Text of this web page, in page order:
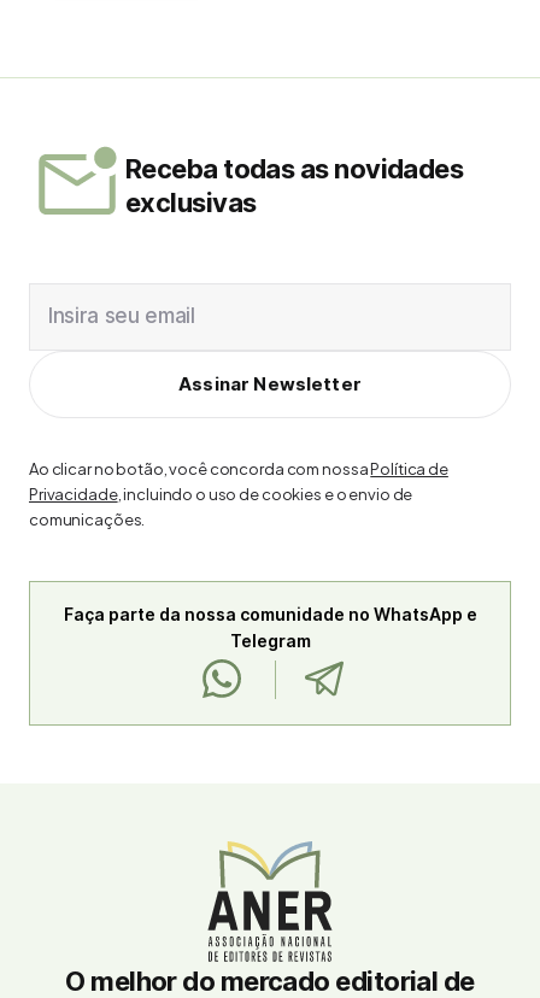
Receba todas as novidades
exclusivas
Insira seu email
Assinar Newsletter
Ao clicar no botão, você concorda com nossaPolítica de
Privacidade, incluindo o uso de cookies e o envio de
comunicações.
Faça parte da nossa comunidade no WhatsApp e
Telegram
O melhor do mercado editorial de